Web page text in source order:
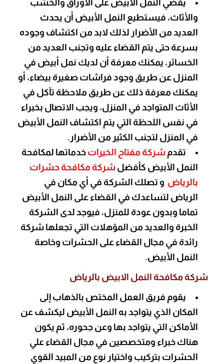
يقضي النمل الأبيض على الأوراق والخشب
والأثاث، فيستطيع النمل الأبيض أن يحدث
العديد من الأضرار لذلك لابد من اكتشاف وجوده
بسرعة حتى يتم القضاء عليه وتجنب العديد من
الخسائر، يمكنك معرفة أن لديك نمل أبيض في
المنزل عن طريق وجود فراشات صغيرة بيضاء، أو
يمكنك معرفة ذلك عن طريق ملاحظة تآكل في
الأثاث المتواجد في المنزل، ويجب الاتصال بخبراء
في نفس اللحظة التي يتم اكتشاف النمل الأبيض
في المنزل لتجنب الكثير من الأضرار.
تقدم شركة مفتاح الخيرات خدماتها لمكافحة
النمل الأبيض كأفضل شركة مكافحة حشرات
بالرياض و تصلك الشركة في أي مكان في
الرياض لتساعدك في القضاء على النمل الأبيض
تماما وبدون عودة للمنزل، فيوجد لدى الشركة
الخبرة والعديد من المؤهلات التي تجعلها شركة
رائدة في مجال القضاء على الحشرات وخاصة
النمل الأبيض.
شركة مكافحة النمل الابيض بالرياض
يقوم فريق العمل المختص بالذهاب إلى
المكان الذي يتواجد به النمل الأبيض ليكشف عن
الأماكن التي يتواجد بها وعن جحوره، ثم يكون
هناك خبراء ومتخصصين في مجال القضاء علي
الحشرات بتركيب واختيار نوع من المبيد القوي